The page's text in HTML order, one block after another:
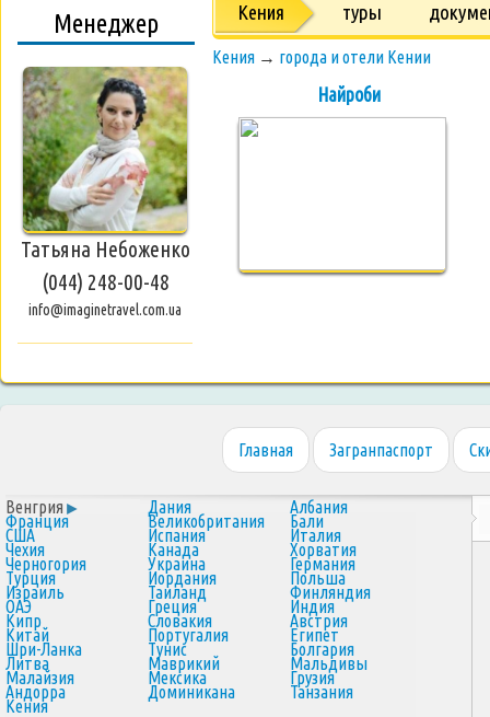
Менеджер
Татьяна Небоженко
(044) 248-00-48
info@imaginetravel.com.ua
Кения туры
Кения → города и отели Кении
Найроби
Главная Загранпаспорт
Венгрия Дания Албания
Франция Великобритания Бали
США Испания Италия
Чехия Канада Хорватия
Черногория Украина Германия
Турция Иордания Польша
Израиль Таиланд Финляндия
ОАЭ Греция Индия
Кипр Словакия Австрия
Китай Португалия Египет
Шри-Ланка Тунис Болгария
Литва Маврикий Мальдивы
Малайзия Мексика Грузия
Андорра Доминикана Танзания
Кения